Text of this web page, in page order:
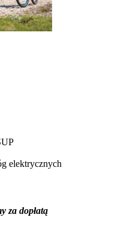
elektrycznych
za dopłatą